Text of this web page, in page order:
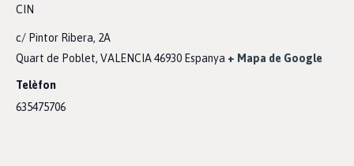
CIN
c/ Pintor Ribera, 2A
Quart de Poblet, VALENCIA46930 Espanya + Mapa de Google
Telèfon
635475706